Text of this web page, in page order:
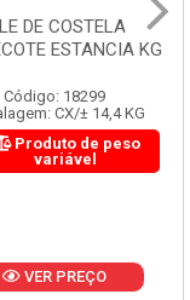
DE COSTELA
ESTANCIA KG
Código: 18299
CX/± 14,4 KG
Produto de peso
variável
VER PREÇO